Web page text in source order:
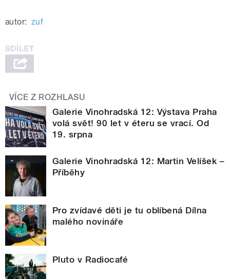
autor: zuf
VÍCE Z ROZHLASU
Galerie Vinohradská 12: Výstava Praha
volá svět! 90 let v éteru se vrací. Od
19. srpna
Galerie Vinohradská 12: Martin Velíšek –
Příběhy
Pro zvídavé děti je tu oblíbená Dílna
malého novináře
Pluto v Radiocafé